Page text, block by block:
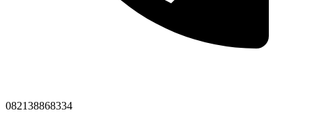
082138868334